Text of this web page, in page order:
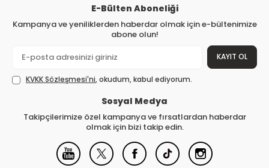
E-Bülten Aboneliği
Kampanya ve yeniliklerden haberdar olmak için e-bültenimize
abone olun!
KAYIT OL
KVKK Sözleşmesi'ni, okudum, kabul ediyorum.
Sosyal Medya
Takipçilerimize özel kampanya ve fırsatlardan haberdar
olmak için bizi takip edin.